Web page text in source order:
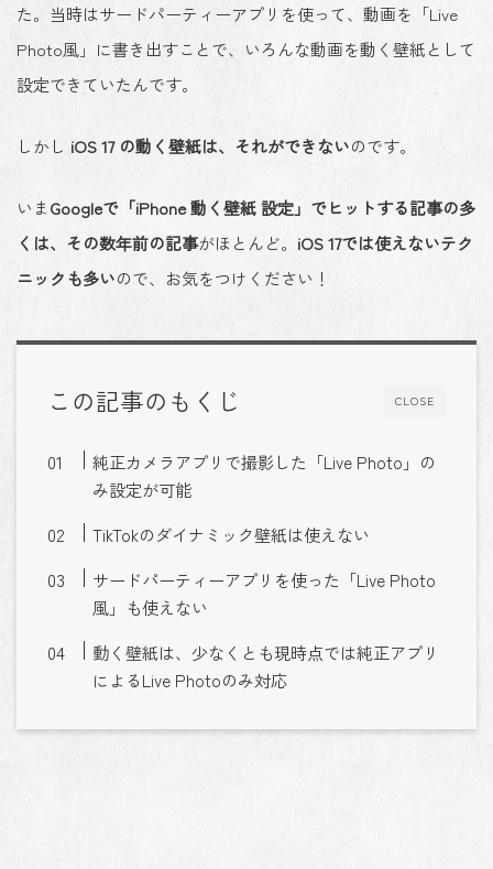
た。当時はサードパーティーアプリを使って、動画を「Live
Photo風」に書き出すことで、いろんな動画を動く壁紙として
設定できていたんです。
しかし iOS 17 の動く壁紙は、それができないのです。
いまGoogleで「iPhone 動く壁紙 設定」でヒットする記事の多
くは、その数年前の記事がほとんど。 iOS 17では使えないテク
ニックも多いので、お気をつけください！
CLOSE
この記事のもくじ
純正カメラアプリで撮影した「Live Photo」の
み設定が可能
TikTokのダイナミック壁紙は使えない
サードパーティーアプリを使った「Live Photo
風」も使えない
動く壁紙は、少なくとも現時点では純正アプリ
によるLive Photoのみ対応